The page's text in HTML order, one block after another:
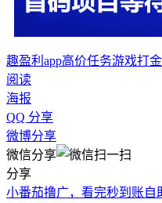
趣盈利app高价任务游戏打金
阅读
海报
QQ 分享
微博分享
微信分享
分享
小番茄撸广，看完秒到账